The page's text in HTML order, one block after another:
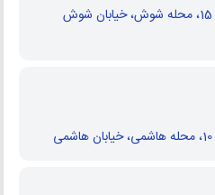
تهران، منطقه 15، محله شوش، خیابان شوش